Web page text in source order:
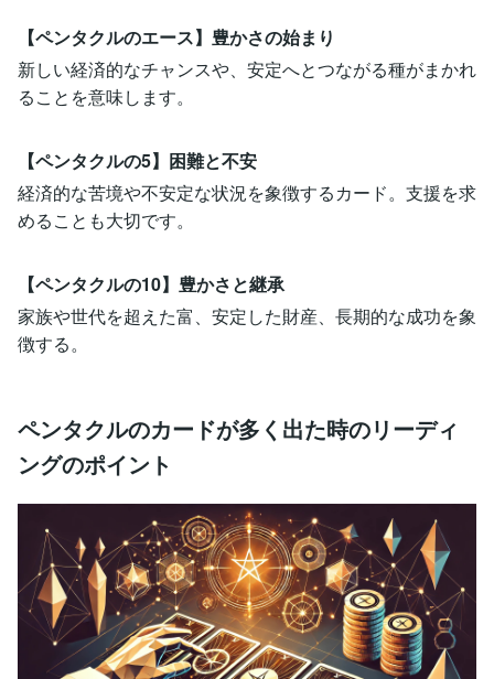
【ペンタクルのエース】豊かさの始まり
新しい経済的なチャンスや、安定へとつながる種がまかれ
ることを意味します。
【ペンタクルの5】困難と不安
経済的な苦境や不安定な状況を象徴するカード。支援を求
めることも大切です。
【ペンタクルの10】豊かさと継承
家族や世代を超えた富、安定した財産、長期的な成功を象
徴する。
ペンタクルのカードが多く出た時のリーディ
ングのポイント